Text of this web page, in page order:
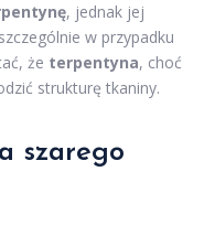
, jednak jej
w przypadku
że terpentyna, choć
strukturę tkaniny.
szarego